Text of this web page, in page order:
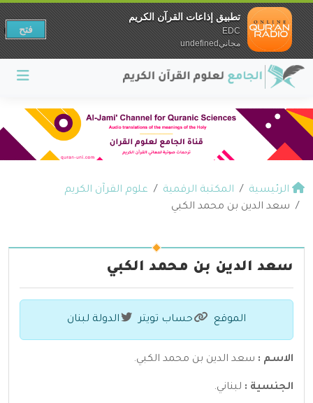
الرئيسية المكتبة الرقمية
علوم القرآن الكريم
سعد الدين بن محمد الكبي
سعد الدين بن محمد الكبي
الموقع حساب تويتر الدولة لبنان
الاسم : سعد الدين بن محمد الكبي.
الجنسية : لبناني.
تطبيق إذاعات القرآن الكريم
EDC
مجانيundefined
فتح